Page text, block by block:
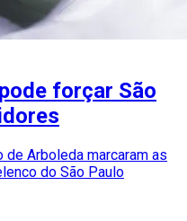
forçar São
Arboleda marcaram as
do São Paulo